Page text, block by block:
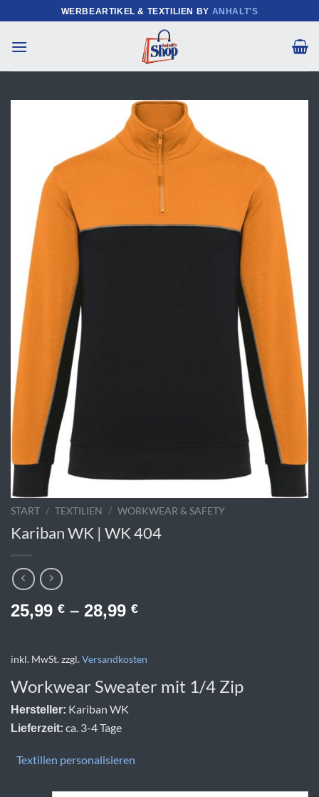
Inhalt
springen
WERBEARTIKEL & TEXTILIEN BY ANHALT'S
START / TEXTILIEN / WORKWEAR & SAFETY
Kariban WK | WK 404
25,99 € – 28,99 €
inkl. MwSt.zzgl.Versandkosten
Workwear Sweater mit 1/4 Zip
Hersteller: Kariban WK
Lieferzeit: ca. 3-4 Tage
Textilien personalisieren